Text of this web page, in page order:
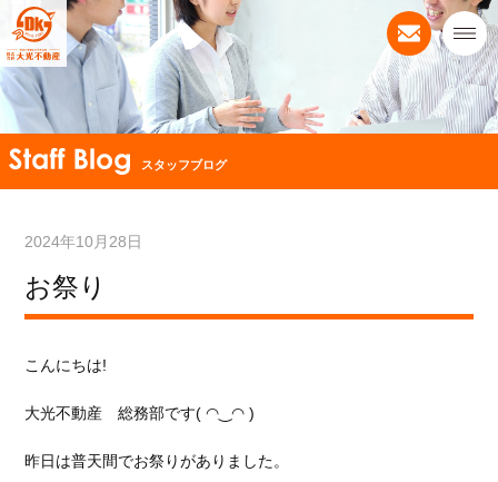
スタッフブログ
2024年10月28日
お祭り
こんにちは!
大光不動産 総務部です( ◠‿◠ )
昨日は普天間でお祭りがありました。